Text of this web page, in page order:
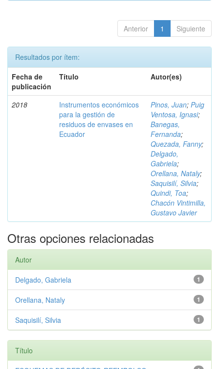
Anterior 1 Siguiente
Resultados por ítem:
Fecha de
publicación
Título Autor(es)
2018
Instrumentos económicos
para la gestión de
residuos de envases en
Ecuador
Pinos, Juan; Puig
Ventosa, Ignasi;
Banegas,
Fernanda;
Quezada, Fanny;
Delgado,
Gabriela;
Orellana, Nataly;
Saquisilí, Silvia;
Quindi, Toa;
Chacón Vintimilla,
Gustavo Javier
Otras opciones relacionadas
Autor
1
Delgado, Gabriela
1
Orellana, Nataly
1
Saquisilí, Silvia
Título